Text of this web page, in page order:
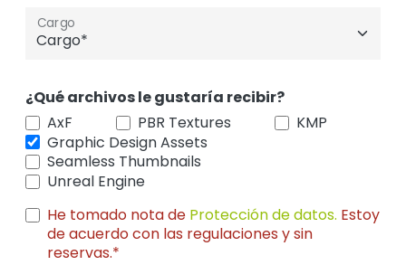
Cargo
¿Qué archivos le gustaría recibir?
AxF
PBR Textures
KMP
Graphic Design Assets
Seamless Thumbnails
Unreal Engine
He tomado nota de Protección de datos. Estoy
de acuerdo con las regulaciones y sin
reservas.*